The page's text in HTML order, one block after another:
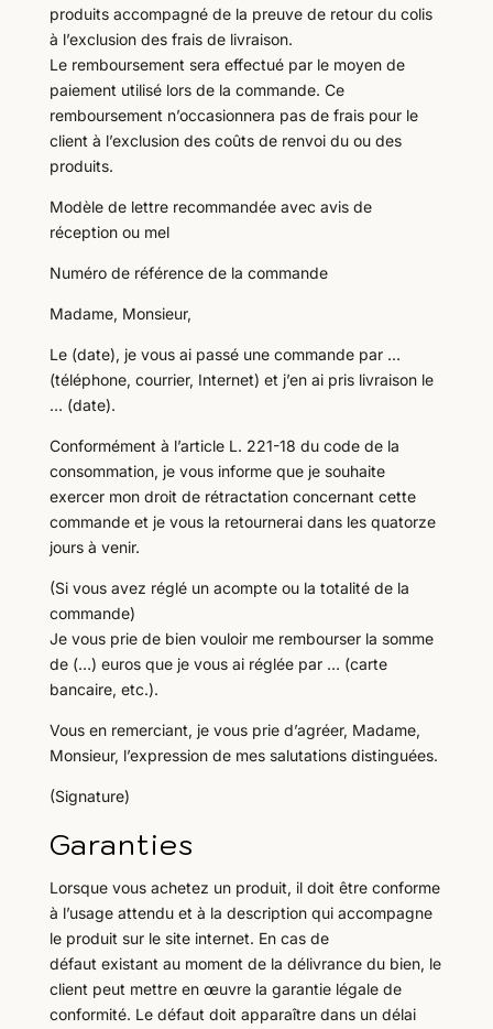
produits accompagné de la preuve de retour du colis
à l’exclusion des frais de livraison.
Le remboursement sera effectué par le moyen de
paiement utilisé lors de la commande. Ce
remboursement n’occasionnera pas de frais pour le
client à l’exclusion des coûts de renvoi du ou des
produits.
Modèle de lettre recommandée avec avis de
réception ou mel
Numéro de référence de la commande
Madame, Monsieur,
Le (date), je vous ai passé une commande par …
(téléphone, courrier, Internet) et j’en ai pris livraison le
… (date).
Conformément à l’article L. 221-18 du code de la
consommation, je vous informe que je souhaite
exercer mon droit de rétractation concernant cette
commande et je vous la retournerai dans les quatorze
jours à venir.
(Si vous avez réglé un acompte ou la totalité de la
commande)
Je vous prie de bien vouloir me rembourser la somme
de (…) euros que je vous ai réglée par … (carte
bancaire, etc.).
Vous en remerciant, je vous prie d’agréer, Madame,
Monsieur, l’expression de mes salutations distinguées.
(Signature)
Garanties
Lorsque vous achetez un produit, il doit être conforme
à l’usage attendu et à la description qui accompagne
le produit sur le site internet. En cas de
défaut existant au moment de la délivrance du bien, le
client peut mettre en œuvre la garantie légale de
conformité. Le défaut doit apparaître dans un délai